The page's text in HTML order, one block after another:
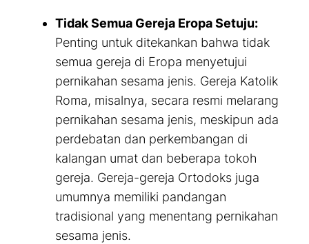
Tidak Semua Gereja Eropa Setuju:
Penting untuk ditekankan bahwa tidak
semua gereja di Eropa menyetujui
pernikahan sesama jenis. Gereja Katolik
Roma, misalnya, secara resmi melarang
pernikahan sesama jenis, meskipun ada
perdebatan dan perkembangan di
kalangan umat dan beberapa tokoh
gereja. Gereja-gereja Ortodoks juga
umumnya memiliki pandangan
tradisional yang menentang pernikahan
sesama jenis.